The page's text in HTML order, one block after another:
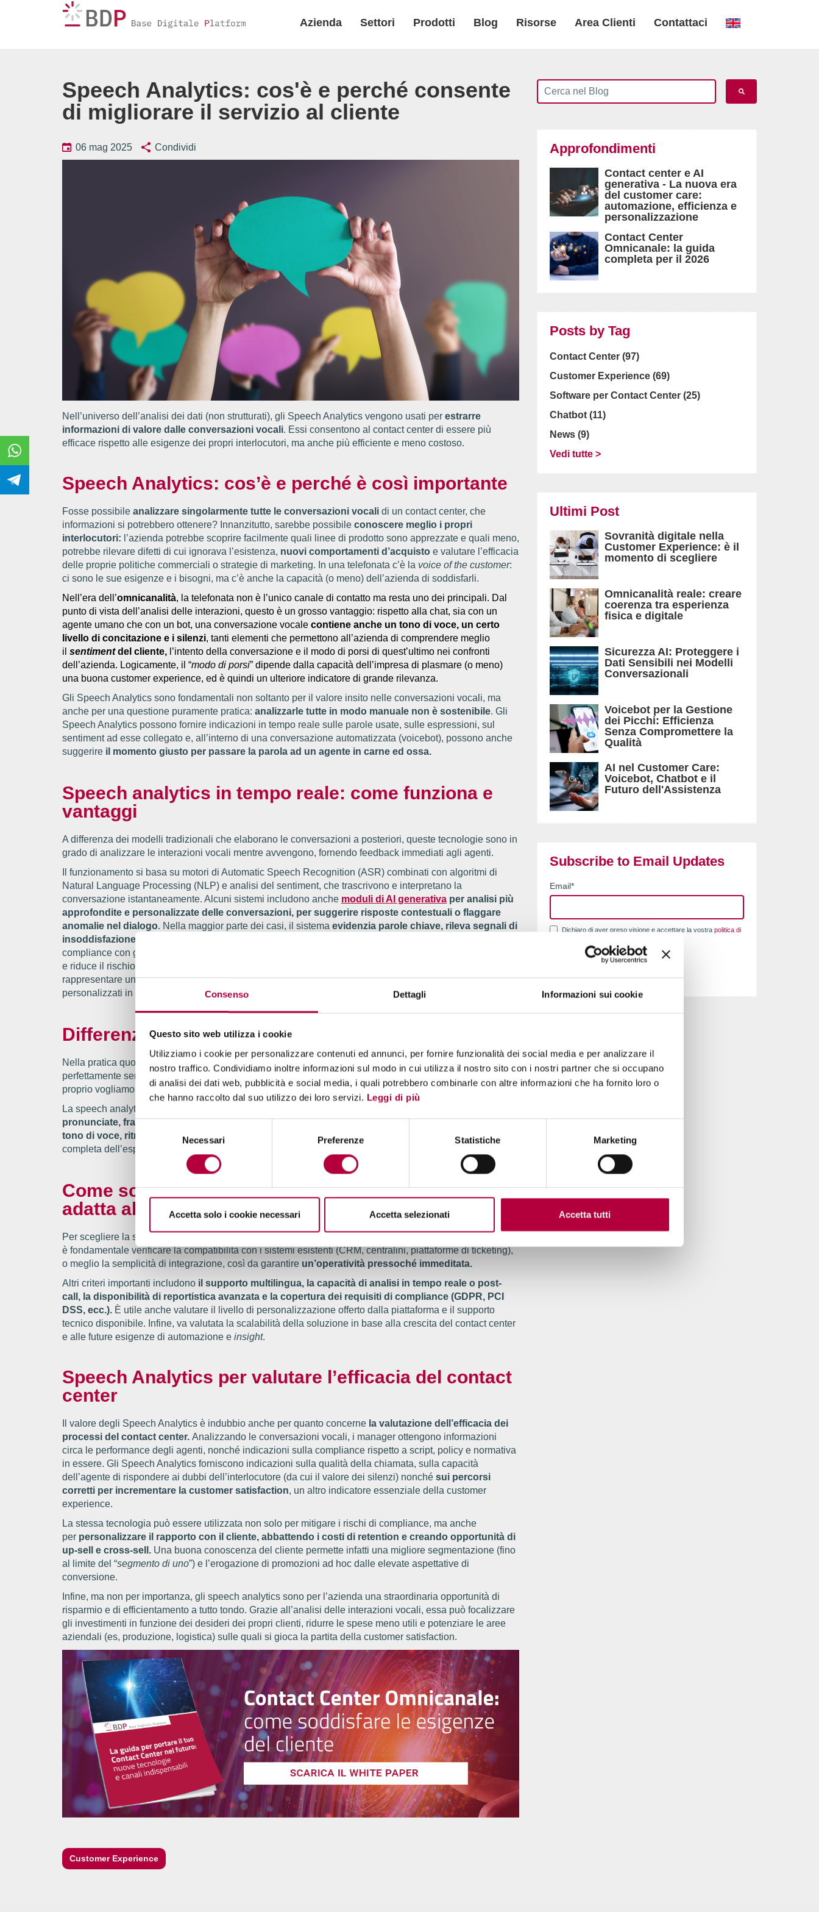
Consenso Dettagli Informazioni sui cookie
Questo sito web utilizza i cookie
Utilizziamo i cookie per personalizzare contenuti ed annunci, per fornire funzionalità dei social media e per analizzare il
nostro traffico. Condividiamo inoltre informazioni sul modo in cui utilizza il nostro sito con i nostri partner che si occupano
di analisi dei dati web, pubblicità e social media, i quali potrebbero combinarle con altre informazioni che ha fornito loro o
che hanno raccolto dal suo utilizzo dei loro servizi. Leggi di più
Selezione
del
consenso
Necessari Preferenze Statistiche Marketing
Accetta solo i cookie necessari Accetta selezionati Accetta tutti
Azienda Settori Prodotti Blog Risorse Area Clienti Contattaci
Speech Analytics: cos'è e perché consente
di migliorare il servizio al cliente
06 mag 2025 Condividi
Nell’universo dell’analisi dei dati (non strutturati), gli Speech Analytics vengono usati per estrarre
informazioni di valore dalle conversazioni vocali. Essi consentono al contact center di essere più
efficace rispetto alle esigenze dei propri interlocutori, ma anche più efficiente e meno costoso.
Speech Analytics: cos’è e perché è così importante
Fosse possibile analizzare singolarmente tutte le conversazioni vocali di un contact center, che
informazioni si potrebbero ottenere? Innanzitutto, sarebbe possibile conoscere meglio i propri
interlocutori: l’azienda potrebbe scoprire facilmente quali linee di prodotto sono apprezzate e quali meno,
potrebbe rilevare difetti di cui ignorava l’esistenza, nuovi comportamenti d’acquisto e valutare l’efficacia
delle proprie politiche commerciali o strategie di marketing. In una telefonata c’è la voice of the customer:
ci sono le sue esigenze e i bisogni, ma c’è anche la capacità (o meno) dell’azienda di soddisfarli.
Nell’era dell’omnicanalità, la telefonata non è l’unico canale di contatto ma resta uno dei principali. Dal
punto di vista dell’analisi delle interazioni, questo è un grosso vantaggio: rispetto alla chat, sia con un
agente umano che con un bot, una conversazione vocale contiene anche un tono di voce, un certo
livello di concitazione e i silenzi, tanti elementi che permettono all’azienda di comprendere meglio
il sentimentdel cliente, l’intento della conversazione e il modo di porsi di quest’ultimo nei confronti
dell’azienda. Logicamente, il “modo di porsi” dipende dalla capacità dell’impresa di plasmare (o meno)
una buona customer experience, ed è quindi un ulteriore indicatore di grande rilevanza.
Gli Speech Analytics sono fondamentali non soltanto per il valore insito nelle conversazioni vocali, ma
anche per una questione puramente pratica: analizzarle tutte in modo manuale non è sostenibile. Gli
Speech Analytics possono fornire indicazioni in tempo reale sulle parole usate, sulle espressioni, sul
sentiment ad esse collegato e, all’interno di una conversazione automatizzata (voicebot), possono anche
suggerire il momento giusto per passare la parola ad un agente in carne ed ossa.
Speech analytics in tempo reale: come funziona e
vantaggi
A differenza dei modelli tradizionali che elaborano le conversazioni a posteriori, queste tecnologie sono in
grado di analizzare le interazioni vocali mentre avvengono, fornendo feedback immediati agli agenti.
Il funzionamento si basa su motori di Automatic Speech Recognition (ASR) combinati con algoritmi di
Natural Language Processing (NLP) e analisi del sentiment, che trascrivono e interpretano la
conversazione istantaneamente. Alcuni sistemi includono anche moduli di AI generativa per analisi più
approfondite e personalizzate delle conversazioni, per suggerire risposte contestuali o flaggare
anomalie nel dialogo. Nella maggior parte dei casi, il sistema evidenzia parole chiave, rileva segnali di
insoddisfazione e suggersce risposte efficaci
compliance con gli script e le normative. Questo approccio migliora sensibilmente la customer experience
e riduce il rischio di errori operativi, soprattutto nei contact center ad alto volume. Inoltre, può
rappresentare un alleato strategico nel training degli operatori, offrendo spunti di miglioramento
personalizzati in tempo reale.
Differenze tra Speech Analytics e Voice Analytics
Nella pratica quotidiana, speech analytics e voice analytics vengono spesso usati come sinonimi, e ha
perfettamente senso: la distinzione è sottile e i confini tra le due tecnologie sono labili. Ciò nonostante, se
proprio vogliamo essere precisi, una differenza c’è.
La speech analytics si concentra principalmente sul contenuto verbale della conversazione:
pronunciate, frasi chiave, intenzioni espresse.La voice analytics, invece, guarda al “come” viene detto:
tono di voce, ritmo, pause, silenzi, intensità emotiva
. Insieme, permettono di ottenere una lettura più
completa dell’esperienza cliente, integrando ciò che viene detto con il modo in cui viene comunicato.
Come scegliere la soluzione di speech analytics più
adatta al tuo contact center
Per scegliere la soluzione più adatta è necessaria una valutazione attenta di diversi fattori. Prima di tutto,
è fondamentale verificare la compatibilità con i sistemi esistenti (CRM, centralini, piattaforme di ticketing),
o meglio la semplicità di integrazione, così da garantire un’operatività pressoché immeditata.
Altri criteri importanti includono il supporto multilingua, la capacità di analisi in tempo reale o post-
call, la disponibilità di reportistica avanzata e la copertura dei requisiti di compliance (GDPR, PCI
DSS, ecc.). È utile anche valutare il livello di personalizzazione offerto dalla piattaforma e il supporto
tecnico disponibile. Infine, va valutata la scalabilità della soluzione in base alla crescita del contact center
e alle future esigenze di automazione e insight.
Speech Analytics per valutare l’efficacia del contact
center
Il valore degli Speech Analytics è indubbio anche per quanto concerne la valutazione dell’efficacia dei
processi del contact center. Analizzando le conversazioni vocali, i manager ottengono informazioni
circa le performance degli agenti, nonché indicazioni sulla compliance rispetto a script, policy e normativa
in essere. Gli Speech Analytics forniscono indicazioni sulla qualità della chiamata, sulla capacità
dell’agente di rispondere ai dubbi dell’interlocutore (da cui il valore dei silenzi) nonché sui percorsi
corretti per incrementare la customer satisfaction, un altro indicatore essenziale della customer
experience.
La stessa tecnologia può essere utilizzata non solo per mitigare i rischi di compliance, ma anche
per personalizzare il rapporto con il cliente, abbattendo i costi di retention e creando opportunità di
up-sell e cross-sell. Una buona conoscenza del cliente permette infatti una migliore segmentazione (fino
al limite del “segmento di uno”) e l’erogazione di promozioni ad hoc dalle elevate aspettative di
conversione.
Infine, ma non per importanza, gli speech analytics sono per l’azienda una straordinaria opportunità di
risparmio e di efficientamento a tutto tondo. Grazie all’analisi delle interazioni vocali, essa può focalizzare
gli investimenti in funzione dei desideri dei propri clienti, ridurre le spese meno utili e potenziare le aree
aziendali (es, produzione, logistica) sulle quali si gioca la partita della customer satisfaction.
Customer Experience
Approfondimenti
Contact center e AI
generativa - La nuova era
del customer care:
automazione, efficienza e
personalizzazione
Contact Center
Omnicanale: la guida
completa per il 2026
Posts by Tag
Contact Center(97)
Customer Experience(69)
Software per Contact Center(25)
Chatbot(11)
News(9)
Vedi tutte >
Ultimi Post
Sovranità digitale nella
Customer Experience: è il
momento di scegliere
Omnicanalità reale: creare
coerenza tra esperienza
fisica e digitale
Sicurezza AI: Proteggere i
Dati Sensibili nei Modelli
Conversazionali
Voicebot per la Gestione
dei Picchi: Efficienza
Senza Compromettere la
Qualità
AI nel Customer Care:
Voicebot, Chatbot e il
Futuro dell'Assistenza
Subscribe to Email Updates
Email*
Dichiaro di aver preso visione e accettare la vostrapolitica di